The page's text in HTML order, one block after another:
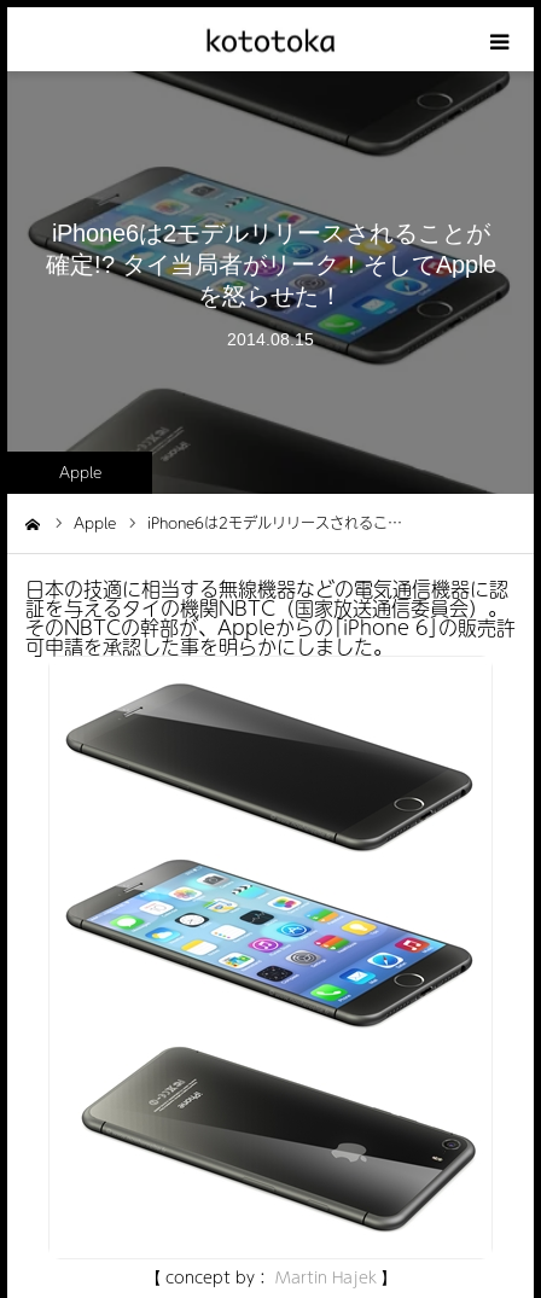
iPhone6は2モデルリリースされることが
確定!? タイ当局者がリーク！そしてApple
を怒らせた！
2014.08.15
Apple
Apple iPhone6は2モデルリリースされるこ…
日本の技適に相当する無線機器などの電気通信機器に認
証を与えるタイの機関NBTC（国家放送通信委員会）。
そのNBTCの幹部が、Appleからの｢iPhone 6｣の販売許
可申請を承認した事を明らかにしました。
【 concept by： Martin Hajek 】
クレジットカードの話
iPhoneの話